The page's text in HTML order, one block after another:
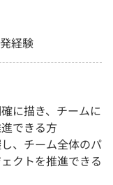
経験
に描き、チームに
できる方
、チーム全体のパ
クトを推進できる